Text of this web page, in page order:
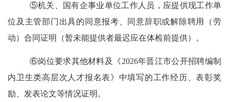
⑤机关、国有企事业单位工作人员 ，应提供现工作单
位及主管部门出具的同意报考、同意辞职或解除聘用（劳
动）合同证明（暂未能提供者最迟应在体检前提供）。
⑥岗位要求其他材料及 《2026年晋江市公开招聘编制
内卫生类高层次人才报名表》 中填写的工作经历、表彰奖
励、发表论文等情况证明。